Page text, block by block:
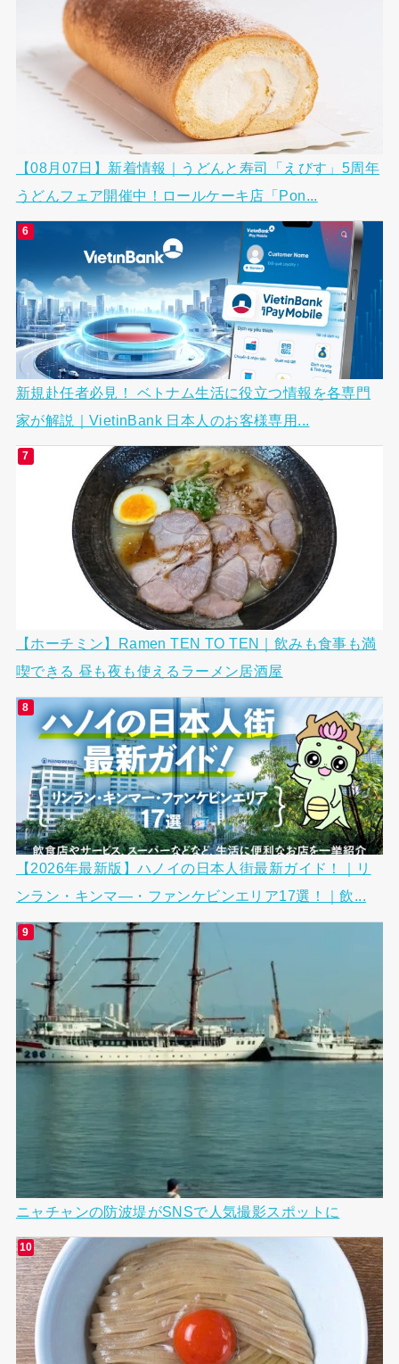
【08月07日】新着情報｜うどんと寿司「えびす」5周年
うどんフェア開催中！ロールケーキ店「Pon...
新規赴任者必見！ ベトナム生活に役立つ情報を各専門
家が解説｜VietinBank 日本人のお客様専用...
【ホーチミン】Ramen TEN TO TEN｜飲みも食事も満
喫できる 昼も夜も使えるラーメン居酒屋
【2026年最新版】ハノイの日本人街最新ガイド！｜リ
ンラン・キンマ―・ファンケビンエリア17選！｜飲...
ニャチャンの防波堤がSNSで人気撮影スポットに